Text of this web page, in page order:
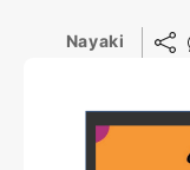
Nayaki